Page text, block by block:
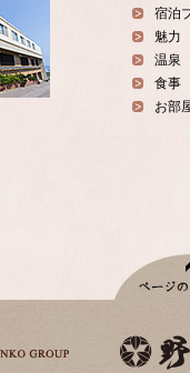
宿泊
魅力
温泉
食事
お部